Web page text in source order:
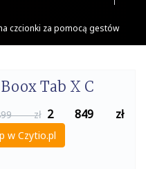
czcionki za pomocą gestów
Tab X C
zł 2 849 zł
w Czytio.pl